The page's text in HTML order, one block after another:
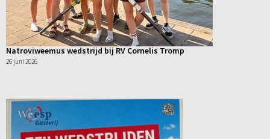
Natroviweemus wedstrijd bij RV Cornelis Tromp
26 juni 2026